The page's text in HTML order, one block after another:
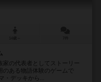
家の代表者としてストーリー
のある物語体験のゲームで
デッキから...